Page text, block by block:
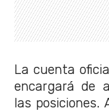
La cuenta
encargará de
las posiciones.